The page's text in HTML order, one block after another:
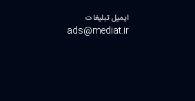
ایمیل تبلیغات
ads@mediat.ir